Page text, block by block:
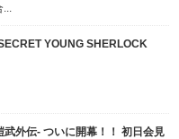
YOUNG SHERLOCK
外伝- ついに開幕！！ 初日会見